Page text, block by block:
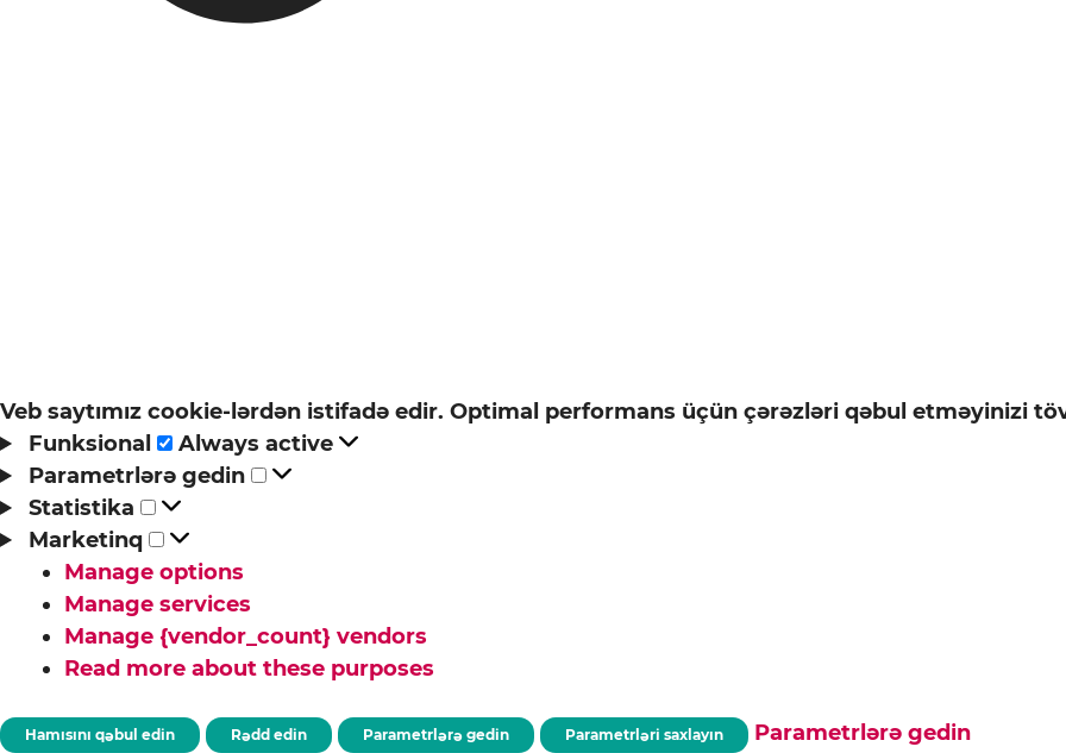
Veb saytımız cookie-lərdən istifadə edir. Optimal performans üçün çərəzləri qəbul etməyinizi
Funksional
Funksional
Always active
Parametrlərə gedin
Parametrlərə
Statistika
Statistika
Marketinq
Marketinq
Manage options
Manage services
Manage {vendor_count} vendors
Read more about these purposes
Hamısını qəbul edin Rədd edin Parametrlərə gedin Parametrləri saxlayın
Parametrlərə gedin